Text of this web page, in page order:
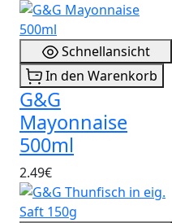
Schnellansicht
In den Warenkorb
G&G
Mayonnaise
500ml
2.49€